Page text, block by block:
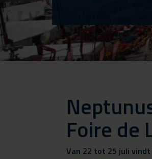
Foire de
Van 22 tot 25 juli vindt